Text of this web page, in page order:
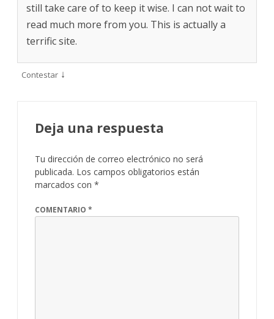
still take care of to keep it wise. I can not wait to
read much more from you. This is actually a
terrific site.
Contestar ↓
Deja una respuesta
Tu dirección de correo electrónico no será
publicada. Los campos obligatorios están
marcados con *
COMENTARIO *